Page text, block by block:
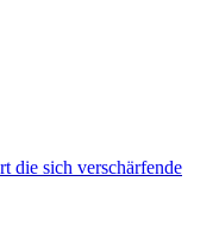
die sich verschärfende